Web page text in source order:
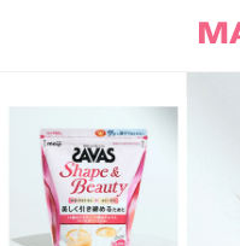
ザバス シ